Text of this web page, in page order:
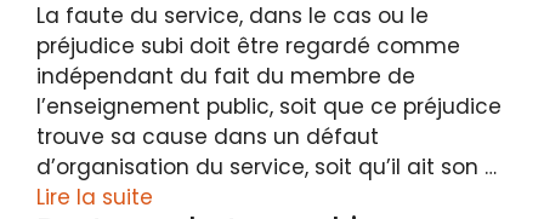
La faute du service, dans le cas ou le
préjudice subi doit être regardé comme
indépendant du fait du membre de
l’enseignement public, soit que ce préjudice
trouve sa cause dans un défaut
d’organisation du service, soit qu’il ait son …
Lire la suite